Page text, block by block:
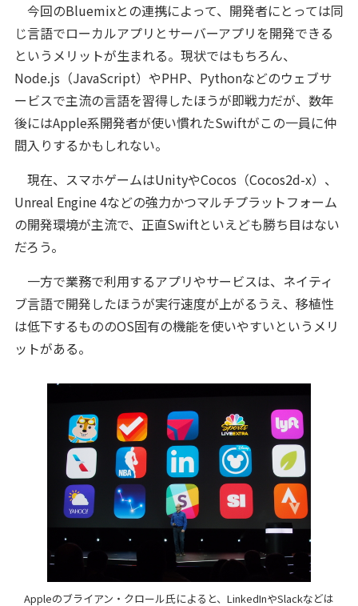
今回のBluemixとの連携によって、開発者にとっては同
じ言語でローカルアプリとサーバーアプリを開発できる
というメリットが生まれる。現状ではもちろん、
Node.js（JavaScript）やPHP、Pythonなどのウェブサ
ービスで主流の言語を習得したほうが即戦力だが、数年
後にはApple系開発者が使い慣れたSwiftがこの一員に仲
間入りするかもしれない。
現在、スマホゲームはUnityやCocos（Cocos2d-x）、
Unreal Engine 4などの強力かつマルチプラットフォーム
の開発環境が主流で、正直Swiftといえども勝ち目はない
だろう。
一方で業務で利用するアプリやサービスは、ネイティ
ブ言語で開発したほうが実行速度が上がるうえ、移植性
は低下するもののOS固有の機能を使いやすいというメリ
ットがある。
Appleのブライアン・クロール氏によると、LinkedInやSlackなどは